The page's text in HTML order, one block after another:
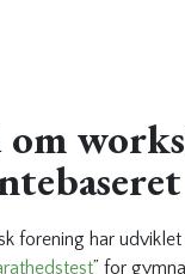
forening har
” for